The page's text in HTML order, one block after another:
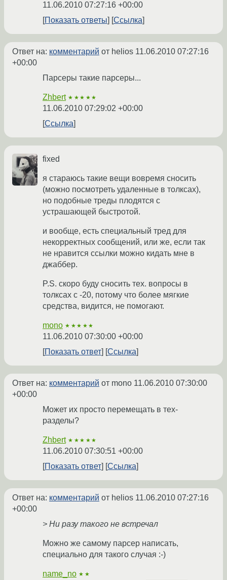
11.06.2010 07:27:16 +00:00
Показать ответы
Ссылка
Ответ на: комментарий от helios 11.06.2010 07:27:16
+00:00
Парсеры такие парсеры...
Zhbert ★★★★★
11.06.2010 07:29:02 +00:00
Ссылка
fixed
я стараюсь такие вещи вовремя сносить
(можно посмотреть удаленные в толксах),
но подобные треды плодятся с
устрашающей быстротой.
и вообще, есть специальный тред для
некорректных сообщений, или же, если так
не нравится ссылки можно кидать мне в
джаббер.
P.S. скоро буду сносить тех. вопросы в
толксах с -20, потому что более мягкие
средства, видится, не помогают.
mono ★★★★★
11.06.2010 07:30:00 +00:00
Показать ответ
Ссылка
Ответ на: комментарий от mono 11.06.2010 07:30:00
+00:00
Может их просто перемещать в тех-
разделы?
Zhbert ★★★★★
11.06.2010 07:30:51 +00:00
Показать ответ
Ссылка
Ответ на: комментарий от helios 11.06.2010 07:27:16
+00:00
> Ни разу такого не встречал
Можно же самому парсер написать,
специально для такого случая :-)
name_no ★★